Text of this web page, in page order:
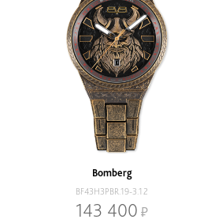
Bomberg
BF43H3PBR.19-3.12
143 400